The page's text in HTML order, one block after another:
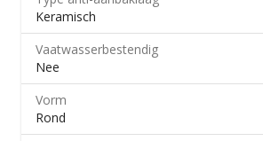
Keramisch
Vaatwasserbestendig
Nee
Vorm
Rond